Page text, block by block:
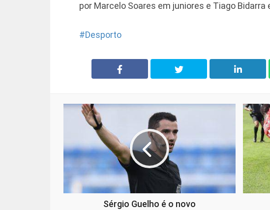
por Marcelo Soares em juniores e Tiago Bidarra
Desporto
Sérgio Guelho é o novo